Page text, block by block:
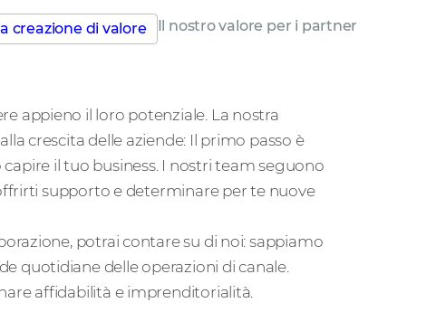
creazione di valore Il nostro valore per i partner
appieno il loro potenziale. La nostra
crescita delle aziende: Il primo passo è
il tuo business. I nostri team seguono
supporto e determinare per te nuove
potrai contare su di noi: sappiamo
quotidiane delle operazioni di canale.
affidabilità e imprenditorialità.